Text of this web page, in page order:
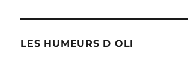
LES HUMEURS D OLI